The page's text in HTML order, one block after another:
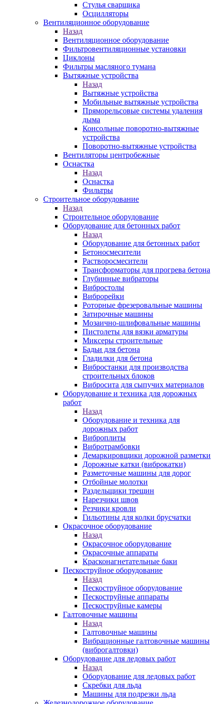
Стулья сварщика
Осцилляторы
Вентиляционное оборудование
Назад
Вентиляционное оборудование
Фильтровентиляционные установки
Циклоны
Фильтры масляного тумана
Вытяжные устройства
Назад
Вытяжные устройства
Мобильные вытяжные устройства
Пряморельсовые системы удаления
дыма
Консольные поворотно-вытяжные
устройства
Поворотно-вытяжные устройства
Вентиляторы центробежные
Оснастка
Назад
Оснастка
Фильтры
Строительное оборудование
Назад
Строительное оборудование
Оборудование для бетонных работ
Назад
Оборудование для бетонных работ
Бетоносмесители
Растворосмесители
Трансформаторы для прогрева бетона
Глубинные вибраторы
Вибростолы
Виброрейки
Роторные фрезеровальные машины
Затирочные машины
Мозаично-шлифовальные машины
Пистолеты для вязки арматуры
Миксеры строительные
Бадьи для бетона
Гладилки для бетона
Вибростанки для производства
строительных блоков
Вибросита для сыпучих материалов
Оборудование и техника для дорожных
работ
Назад
Оборудование и техника для
дорожных работ
Виброплиты
Вибротрамбовки
Демаркировщики дорожной разметки
Дорожные катки (виброкатки)
Разметочные машины для дорог
Отбойные молотки
Раздельщики трещин
Нарезчики швов
Резчики кровли
Гильотины для колки брусчатки
Окрасочное оборудование
Назад
Окрасочное оборудование
Окрасочные аппараты
Красконагнетательные баки
Пескоструйное оборудование
Назад
Пескоструйное оборудование
Пескоструйные аппараты
Пескоструйные камеры
Галтовочные машины
Назад
Галтовочные машины
Вибрационные галтовочные машины
(виброгалтовки)
Оборудование для ледовых работ
Назад
Оборудование для ледовых работ
Скребки для льда
Машины для подрезки льда